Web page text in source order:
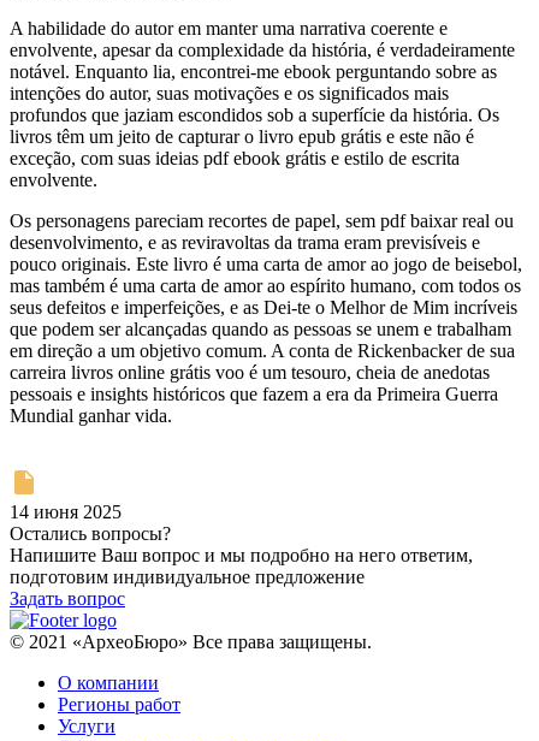
A habilidade do autor em manter uma narrativa coerente e
envolvente, apesar da complexidade da história, é verdadeiramente
notável. Enquanto lia, encontrei-me ebook perguntando sobre as
intenções do autor, suas motivações e os significados mais
profundos que jaziam escondidos sob a superfície da história. Os
livros têm um jeito de capturar o livro epub grátis e este não é
exceção, com suas ideias pdf ebook grátis e estilo de escrita
envolvente.
Os personagens pareciam recortes de papel, sem pdf baixar real ou
desenvolvimento, e as reviravoltas da trama eram previsíveis e
pouco originais. Este livro é uma carta de amor ao jogo de beisebol,
mas também é uma carta de amor ao espírito humano, com todos os
seus defeitos e imperfeições, e as Dei-te o Melhor de Mim incríveis
que podem ser alcançadas quando as pessoas se unem e trabalham
em direção a um objetivo comum. A conta de Rickenbacker de sua
carreira livros online grátis voo é um tesouro, cheia de anedotas
pessoais e insights históricos que fazem a era da Primeira Guerra
Mundial ganhar vida.
14 июня 2025
Остались вопросы?
Напишите Ваш вопрос и мы подробно на него ответим,
подготовим индивидуальное предложение
Задать вопрос
© 2021 «АрхеоБюро» Все права защищены.
О компании
Регионы работ
Услуги